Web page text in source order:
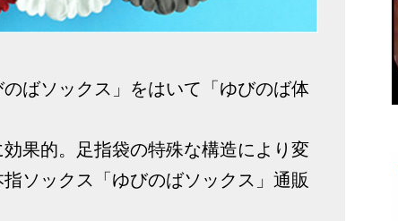
ばソックス」をはいて「ゆびのば体
果的。足指袋の特殊な構造により変
ソックス「ゆびのばソックス」通販